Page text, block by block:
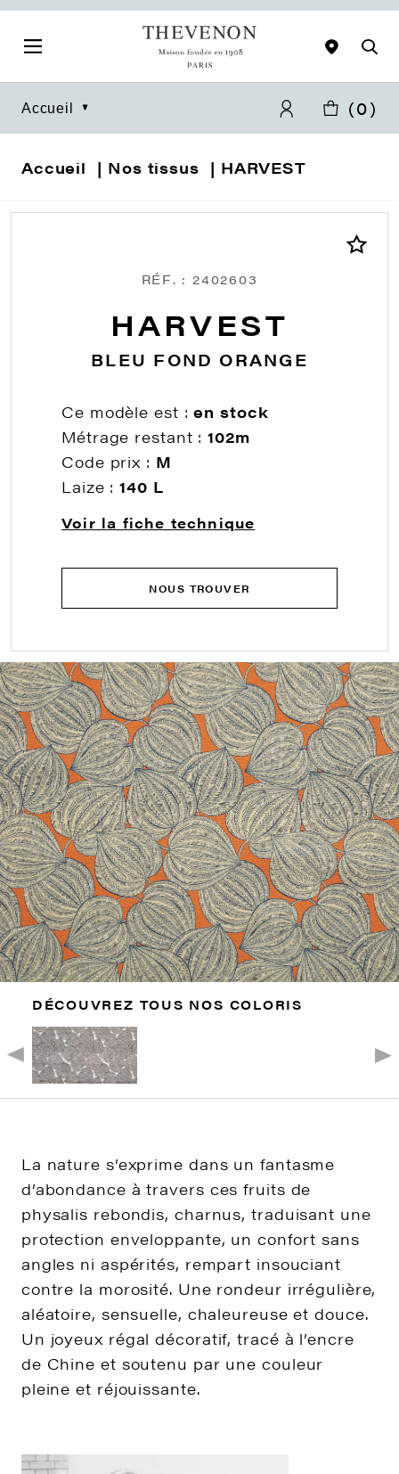
Accueil (0)
Accueil Nos tissus HARVEST
RÉF. : 2402603
HARVEST
BLEU FOND ORANGE
Ce modèle est :en stock
Métrage restant :102m
Code prix : M
Laize :140 L
Voir la fiche technique
NOUS TROUVER
DÉCOUVREZ TOUS NOS COLORIS
La nature s’exprime dans un fantasme
d’abondance à travers ces fruits de
physalis rebondis, charnus, traduisant une
protection enveloppante, un confort sans
angles ni aspérités, rempart insouciant
contre la morosité. Une rondeur irrégulière,
aléatoire, sensuelle, chaleureuse et douce.
Un joyeux régal décoratif, tracé à l’encre
de Chine et soutenu par une couleur
pleine et réjouissante.